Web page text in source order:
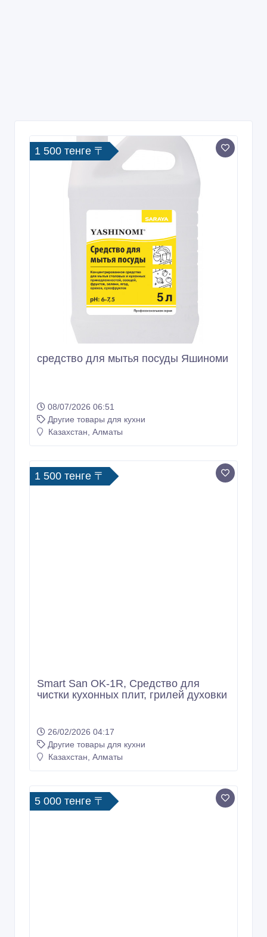
1 500 тенге 〒
средство для мытья посуды Яшиноми
08/07/2026 06:51
Другие товары для кухни
Казахстан, Алматы
1 500 тенге 〒
Smart San OK-1R, Средство для
чистки кухонных плит, грилей духовки
26/02/2026 04:17
Другие товары для кухни
Казахстан, Алматы
5 000 тенге 〒